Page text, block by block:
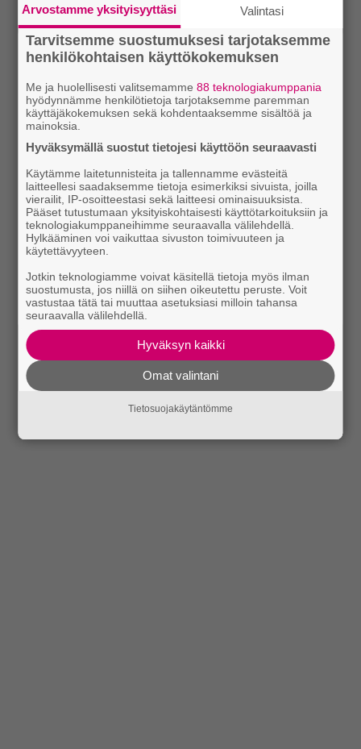
Arvostamme yksityisyyttäsi Valintasi
Tarvitsemme suostumuksesi tarjotaksemme
henkilökohtaisen käyttökokemuksen
Me ja huolellisesti valitsemamme88 teknologiakumppania
hyödynnämme henkilötietoja tarjotaksemme paremman
käyttäjäkokemuksen sekä kohdentaaksemme sisältöä ja
mainoksia.
Hyväksymällä suostut tietojesi käyttöön seuraavasti
Käytämme laitetunnisteita ja tallennamme evästeitä
laitteellesi saadaksemme tietoja esimerkiksi sivuista, joilla
vierailit, IP-osoitteestasi sekä laitteesi ominaisuuksista.
Pääset tutustumaan yksityiskohtaisesti käyttötarkoituksiin ja
teknologiakumppaneihimme seuraavalla välilehdellä.
Hylkääminen voi vaikuttaa sivuston toimivuuteen ja
käytettävyyteen.
Jotkin teknologiamme voivat käsitellä tietoja myös ilman
suostumusta, jos niillä on siihen oikeutettu peruste. Voit
vastustaa tätä tai muuttaa asetuksiasi milloin tahansa
seuraavalla välilehdellä.
Hyväksyn kaikki
Omat valintani
Tietosuojakäytäntömme